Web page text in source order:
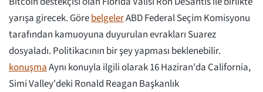
yarışa girecek. GörebelgelerABD Federal Seçim Komisyonu
tarafından kamuoyuna duyurulan evrakları Suarez
dosyaladı. Politikacının bir şey yapması beklenebilir.
konuşmaAynı konuyla ilgili olarak 16 Haziran'da California,
Simi Valley'deki Ronald Reagan Başkanlık